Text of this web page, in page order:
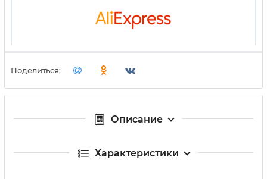
Поделиться:
Описание
Характеристики